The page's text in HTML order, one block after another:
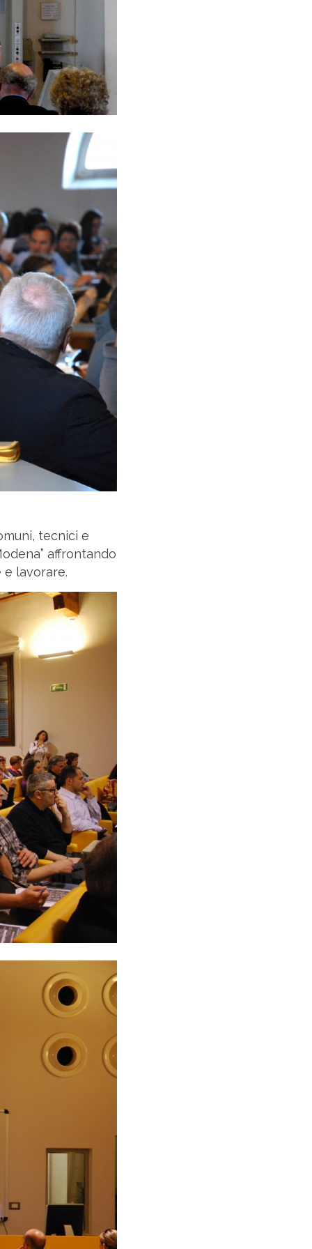
tecnici e
affrontando
lavorare.